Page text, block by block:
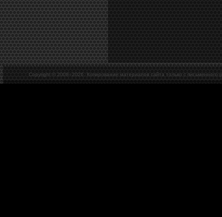
Copyright © 2008–2026. Копирование материалов сайта только с